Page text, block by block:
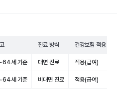
진료 방식 건강보험 적용
세 기준 대면 진료 적용(급여)
세 기준 비대면 진료 적용(급여)